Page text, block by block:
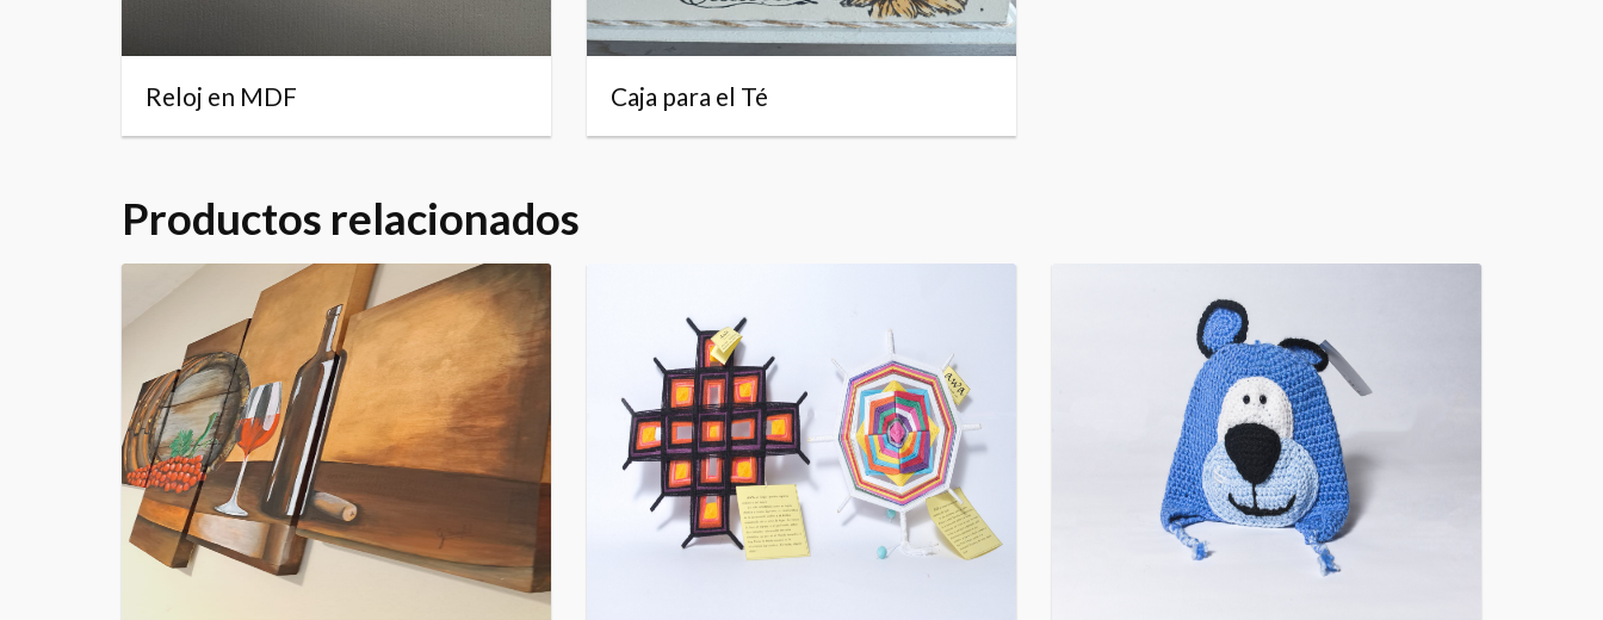
Reloj en MDF Caja para el Té
Productos relacionados